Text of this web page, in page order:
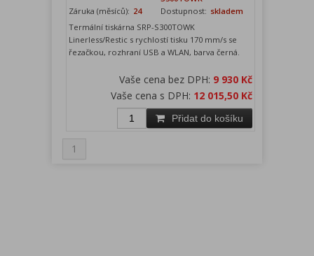
Záruka (měsíců): 24 Dostupnost: skladem
Termální tiskárna SRP-S300TOWK
Linerless/Restic s rychlostí tisku 170 mm/s se
řezačkou, rozhraní USB a WLAN, barva černá.
Vaše cena bez DPH: 9 930 Kč
Vaše cena s DPH: 12 015,50 Kč
Přidat do košíku
1